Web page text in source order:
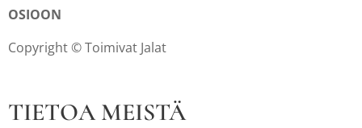
OSIOON
Copyright © Toimivat Jalat
TIETOA MEISTÄ